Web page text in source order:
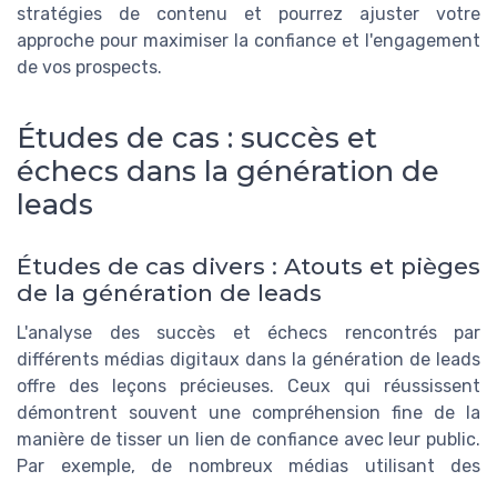
stratégies de contenu et pourrez ajuster votre
approche pour maximiser la confiance et l'engagement
de vos prospects.
Études de cas : succès et
échecs dans la génération de
leads
Études de cas divers : Atouts et pièges
de la génération de leads
L'analyse des succès et échecs rencontrés par
différents médias digitaux dans la génération de leads
offre des leçons précieuses. Ceux qui réussissent
démontrent souvent une compréhension fine de la
manière de tisser un lien de confiance avec leur public.
Par exemple, de nombreux médias utilisant des